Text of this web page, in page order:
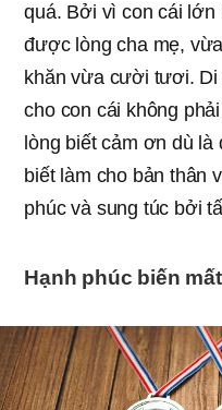
quá. Bởi vì con cái lớn
được lòng cha mẹ,
khăn vừa cười tươi. Di
cho con cái không
lòng biết cảm ơn dù
biết làm cho bản thân
phúc và sung túc bởi
Hạnh phúc biến